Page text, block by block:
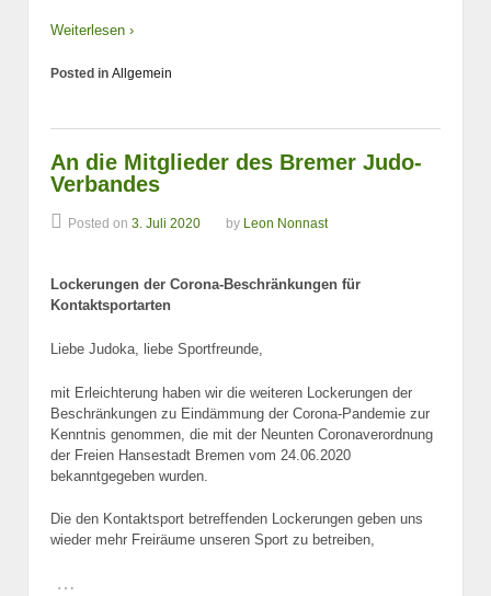
Weiterlesen ›
Posted in Allgemein
An die Mitglieder des Bremer Judo-
Verbandes
Posted on 3. Juli 2020 by Leon Nonnast
Lockerungen der Corona-Beschränkungen für
Kontaktsportarten
Liebe Judoka, liebe Sportfreunde,
mit Erleichterung haben wir die weiteren Lockerungen der
Beschränkungen zu Eindämmung der Corona-Pandemie zur
Kenntnis genommen, die mit der Neunten Coronaverordnung
der Freien Hansestadt Bremen vom 24.06.2020
bekanntgegeben wurden.
Die den Kontaktsport betreffenden Lockerungen geben uns
wieder mehr Freiräume unseren Sport zu betreiben,
…